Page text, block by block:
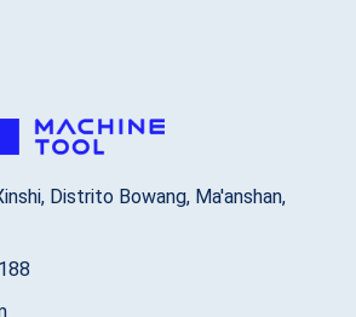
Distrito Bowang, Ma'anshan,